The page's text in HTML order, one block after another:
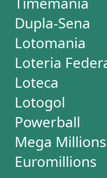
+Milionária
Dia de Sorte
Super Sete
Timemania
Dupla-Sena
Lotomania
Powerball
Mega Millions
Euromillions